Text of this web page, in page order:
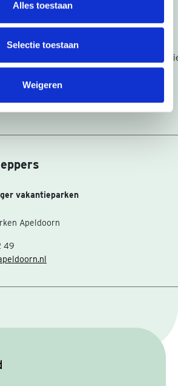
Alles toestaan
Selectie toestaan
Weigeren
Bedrijven
en Techniek (incl.
NewTechPark
vakantieparken
Apeldoorn
49